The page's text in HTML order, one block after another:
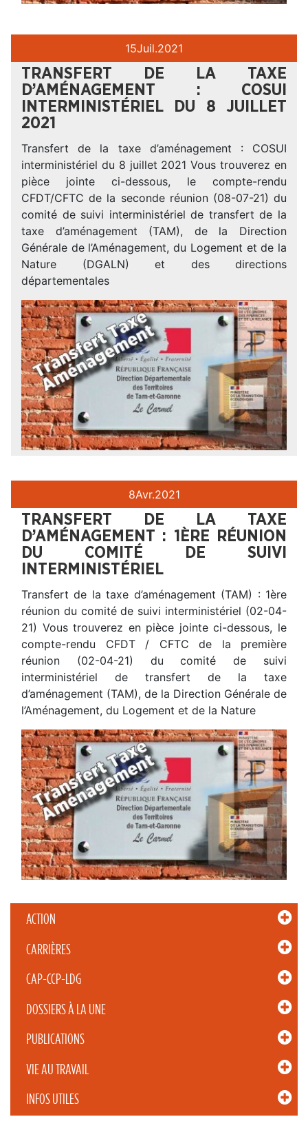
ACTION
CARRIÈRES
CAP-CCP-LDG
DOSSIERS À LA UNE
PUBLICATIONS
VIE AU TRAVAIL
INFOS UTILES
15Juil.2021
TRANSFERT DE LA TAXE
D’AMÉNAGEMENT : COSUI
INTERMINISTÉRIEL DU 8 JUILLET
2021
Transfert de la taxe d’aménagement : COSUI
interministériel du 8 juillet 2021 Vous trouverez en
pièce jointe ci-dessous, le compte-rendu
CFDT/CFTC de la seconde réunion (08-07-21) du
comité de suivi interministériel de transfert de la
taxe d’aménagement (TAM), de la Direction
Générale de l’Aménagement, du Logement et de la
Nature (DGALN) et des directions
départementales
8Avr.2021
TRANSFERT DE LA TAXE
D’AMÉNAGEMENT : 1ÈRE RÉUNION
DU COMITÉ DE SUIVI
INTERMINISTÉRIEL
Transfert de la taxe d’aménagement (TAM) : 1ère
réunion du comité de suivi interministériel (02-04-
21) Vous trouverez en pièce jointe ci-dessous, le
compte-rendu CFDT / CFTC de la première
réunion (02-04-21) du comité de suivi
interministériel de transfert de la taxe
d’aménagement (TAM), de la Direction Générale de
l’Aménagement, du Logement et de la Nature